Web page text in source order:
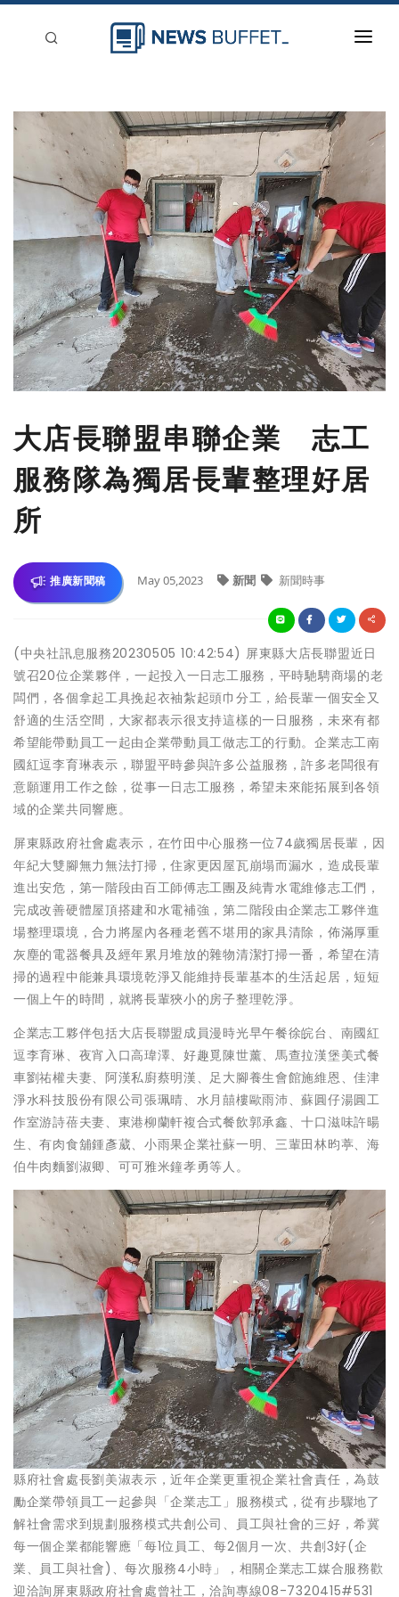
新聞稿分類
登入
刊登
大店長聯盟串聯企業 志工
服務隊為獨居長輩整理好居
所
推廣新聞稿 May 05,2023 新聞 新聞時事
(中央社訊息服務20230505 10:42:54) 屏東縣大店長聯盟近日
號召20位企業夥伴，一起投入一日志工服務，平時馳騁商場的老
闆們，各個拿起工具挽起衣袖紮起頭巾分工，給長輩一個安全又
舒適的生活空間，大家都表示很支持這樣的一日服務，未來有都
希望能帶動員工一起由企業帶動員工做志工的行動。企業志工南
國紅逗李育琳表示，聯盟平時參與許多公益服務，許多老闆很有
意願運用工作之餘，從事一日志工服務，希望未來能拓展到各領
域的企業共同響應。
屏東縣政府社會處表示，在竹田中心服務一位74歲獨居長輩，因
年紀大雙腳無力無法打掃，住家更因屋瓦崩塌而漏水，造成長輩
進出安危，第一階段由百工師傅志工團及純青水電維修志工們，
完成改善硬體屋頂搭建和水電補強，第二階段由企業志工夥伴進
場整理環境，合力將屋內各種老舊不堪用的家具清除，佈滿厚重
灰塵的電器餐具及經年累月堆放的雜物清潔打掃一番，希望在清
掃的過程中能兼具環境乾淨又能維持長輩基本的生活起居，短短
一個上午的時間，就將長輩狹小的房子整理乾淨。
企業志工夥伴包括大店長聯盟成員漫時光早午餐徐皖台、南國紅
逗李育琳、夜宵入口高瑋澤、好趣覓陳世薰、馬查拉漢堡美式餐
車劉祐權夫妻、阿漢私廚蔡明漢、足大腳養生會館施維恩、佳津
淨水科技股份有限公司張珮晴、水月囍樓歐雨沛、蘇圓仔湯圓工
作室游詩蓓夫妻、東港柳蘭軒複合式餐飲郭承鑫、十口滋味許暘
生、有肉食舖鍾彥葳、小雨果企業社蘇一明、三輩田林昀葶、海
伯牛肉麵劉淑卿、可可雅米鐘孝勇等人。
縣府社會處長劉美淑表示，近年企業更重視企業社會責任，為鼓
勵企業帶領員工一起參與「企業志工」服務模式，從有步驟地了
解社會需求到規劃服務模式共創公司、員工與社會的三好，希冀
每一個企業都能響應「每1位員工、每2個月一次、共創3好(企
業、員工與社會)、每次服務4小時」，相關企業志工媒合服務歡
迎洽詢屏東縣政府社會處曾社工，洽詢專線08-7320415#531